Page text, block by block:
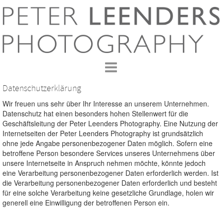
Datenschutzerklärung
Wir freuen uns sehr über Ihr Interesse an unserem Unternehmen.
Datenschutz hat einen besonders hohen Stellenwert für die
Geschäftsleitung der Peter Leenders Photography. Eine Nutzung der
Internetseiten der Peter Leenders Photography ist grundsätzlich
ohne jede Angabe personenbezogener Daten möglich. Sofern eine
betroffene Person besondere Services unseres Unternehmens über
unsere Internetseite in Anspruch nehmen möchte, könnte jedoch
eine Verarbeitung personenbezogener Daten erforderlich werden. Ist
die Verarbeitung personenbezogener Daten erforderlich und besteht
für eine solche Verarbeitung keine gesetzliche Grundlage, holen wir
generell eine Einwilligung der betroffenen Person ein.